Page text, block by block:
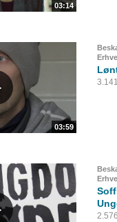
03:14
03:59